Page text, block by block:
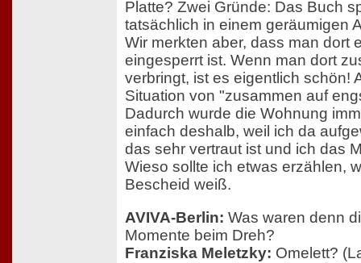
Platte? Zwei Gründe: Das Buch
tatsächlich in einem geräumigen
Wir merkten aber, dass man dort
eingesperrt ist. Wenn man dort
verbringt, ist es eigentlich schön!
Situation von "zusammen auf
Dadurch wurde die Wohnung
einfach deshalb, weil ich da
das sehr vertraut ist und ich das
Wieso sollte ich etwas erzählen,
Bescheid weiß.
AVIVA-Berlin: Was waren denn
Momente beim Dreh?
Franziska Meletzky: Omelett?